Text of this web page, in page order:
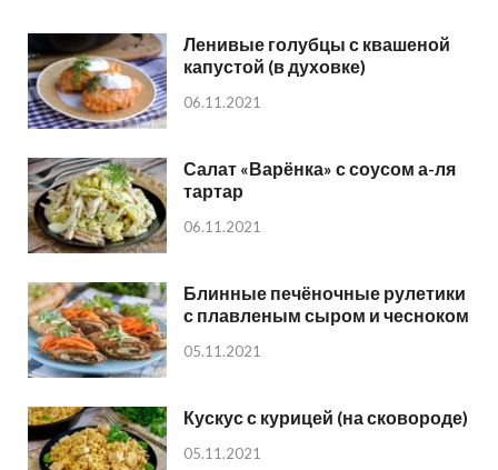
Ленивые голубцы с квашеной
капустой (в духовке)
06.11.2021
Салат «Варёнка» с соусом а-ля
тартар
06.11.2021
Блинные печёночные рулетики
с плавленым сыром и чесноком
05.11.2021
Кускус с курицей (на сковороде)
05.11.2021